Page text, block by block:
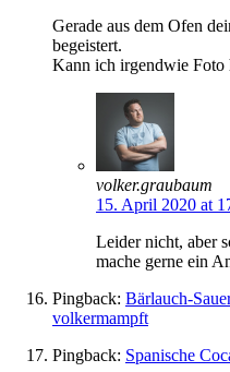
Gerade aus dem Ofen
begeistert.
Kann ich irgendwie Foto
volker.graubaum
15. April 2020 at
Leider nicht, aber
mache gerne ein
Pingback: Bärlauch-
volkermampft
Pingback: Spanische